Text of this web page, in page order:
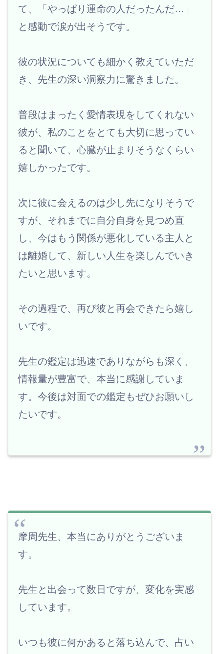
て、「やっぱり運命の人だったんだ…」
と感動で涙が出そうです。
彼の状況についても細かく教えていただ
き、先生の深い洞察力に驚きました。
普段はまったく愛情表現をしてくれない
彼が、私のことをとても大切に思ってい
ると聞いて、心臓が止まりそうなくらい
嬉しかったです。
次に彼に会えるのは少し先になりそうで
すが、それまでに自分自身を見つめ直
し、今はもう関係が悪化している主人と
は離婚して、新しい人生を楽しんでいき
たいと思います。
その過程で、再び彼と再会できたら嬉し
いです。
先生の鑑定は迅速でありながらも深く、
情報量が豊富で、本当に感謝していま
す。今後は対面での鑑定もぜひお願いし
たいです。
摩周先生、本当にありがとうございま
す。
先生と出会って数日ですが、変化を実感
しています。
いつも彼に何かあると落ち込んで、占い